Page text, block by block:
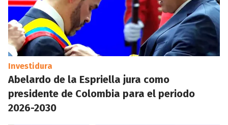
Investidura
Abelardo de la Espriella jura como
presidente de Colombia para el periodo
2026-2030